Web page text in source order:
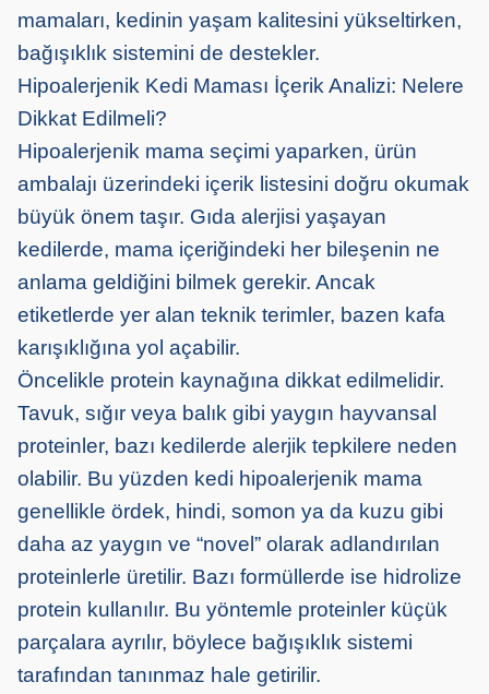
mamaları, kedinin yaşam kalitesini yükseltirken,
bağışıklık sistemini de destekler.
Hipoalerjenik Kedi Maması İçerik Analizi: Nelere
Dikkat Edilmeli?
Hipoalerjenik mama seçimi yaparken, ürün
ambalajı üzerindeki içerik listesini doğru okumak
büyük önem taşır. Gıda alerjisi yaşayan
kedilerde, mama içeriğindeki her bileşenin ne
anlama geldiğini bilmek gerekir. Ancak
etiketlerde yer alan teknik terimler, bazen kafa
karışıklığına yol açabilir.
Öncelikle protein kaynağına dikkat edilmelidir.
Tavuk, sığır veya balık gibi yaygın hayvansal
proteinler, bazı kedilerde alerjik tepkilere neden
olabilir. Bu yüzden kedi hipoalerjenik mama
genellikle ördek, hindi, somon ya da kuzu gibi
daha az yaygın ve “novel” olarak adlandırılan
proteinlerle üretilir. Bazı formüllerde ise hidrolize
protein kullanılır. Bu yöntemle proteinler küçük
parçalara ayrılır, böylece bağışıklık sistemi
tarafından tanınmaz hale getirilir.